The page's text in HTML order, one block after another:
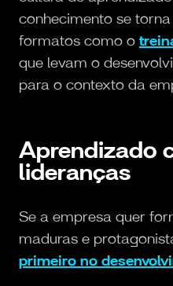
conhecimento se
formatos como o
que levam o
para o contexto da
Aprendizado
lideranças
Se a empresa quer
maduras e
primeiro no